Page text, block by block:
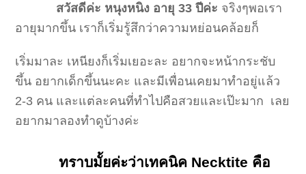
สวัสดีค่ะ หนุงหนิง อายุ 33 ปีค่ะ จริงๆพอเรา
อายุมากขึ้น เราก็เริ่มรู้สึกว่าความหย่อนคล้อยก็
เริ่มมาละ เหนียงก็เริ่มเยอะละ อยากจะหน้ากระชับ
ขึ้น อยากเด็กขึ้นนะคะ และมีเพื่อนเคยมาทำอยู่แล้ว
2-3 คน และแต่ละคนที่ทำไปคือสวยและเป๊ะมาก เลย
อยากมาลองทำดูบ้างค่ะ
ทราบมั้ยค่ะว่าเทคนิค Necktite คือ